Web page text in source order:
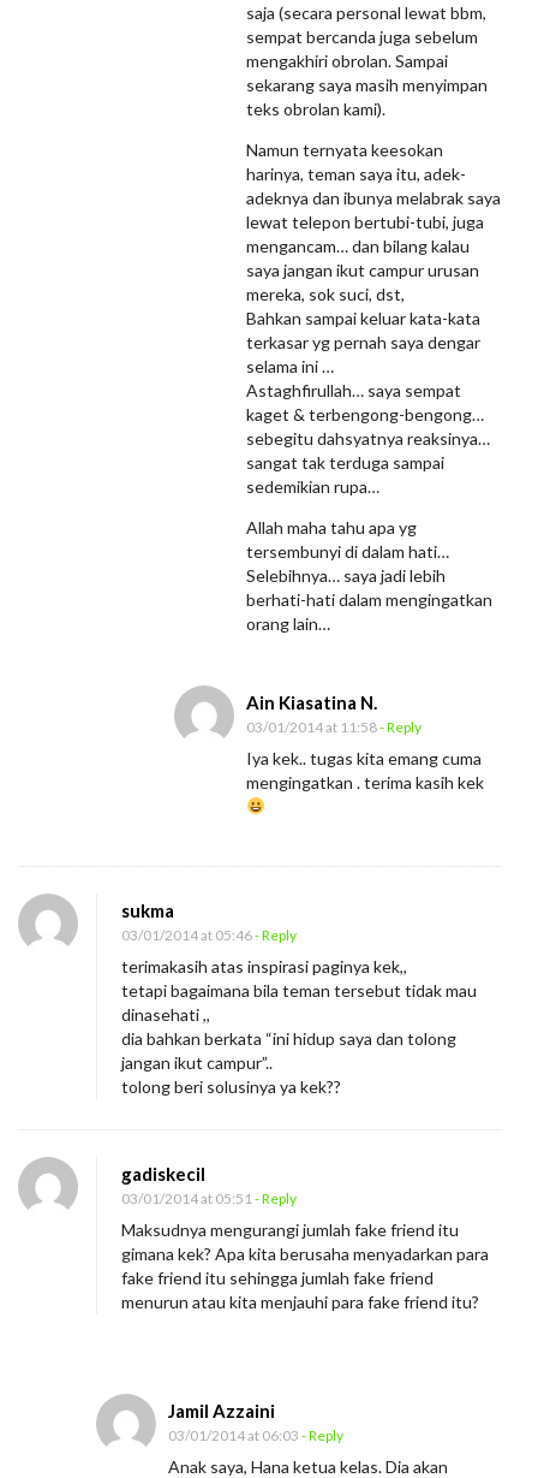
saja (secara personal lewat bbm,
sempat bercanda juga sebelum
mengakhiri obrolan. Sampai
sekarang saya masih menyimpan
teks obrolan kami).
Namun ternyata keesokan
harinya, teman saya itu, adek-
adeknya dan ibunya melabrak saya
lewat telepon bertubi-tubi, juga
mengancam… dan bilang kalau
saya jangan ikut campur urusan
mereka, sok suci, dst,
Bahkan sampai keluar kata-kata
terkasar yg pernah saya dengar
selama ini …
Astaghfirullah… saya sempat
kaget & terbengong-bengong…
sebegitu dahsyatnya reaksinya…
sangat tak terduga sampai
sedemikian rupa…
Allah maha tahu apa yg
tersembunyi di dalam hati…
Selebihnya… saya jadi lebih
berhati-hati dalam mengingatkan
orang lain…
Ain Kiasatina N.
03/01/2014 at 11:58- Reply
Iya kek.. tugas kita emang cuma
mengingatkan . terima kasih kek
sukma
03/01/2014 at 05:46- Reply
terimakasih atas inspirasi paginya kek,,
tetapi bagaimana bila teman tersebut tidak mau
dinasehati ,,
dia bahkan berkata “ini hidup saya dan tolong
jangan ikut campur”..
tolong beri solusinya ya kek??
gadiskecil
03/01/2014 at 05:51 - Reply
Maksudnya mengurangi jumlah fake friend itu
gimana kek? Apa kita berusaha menyadarkan para
fake friend itu sehingga jumlah fake friend
menurun atau kita menjauhi para fake friend itu?
Jamil Azzaini
03/01/2014 at 06:03 - Reply
Anak saya, Hana ketua kelas. Dia akan